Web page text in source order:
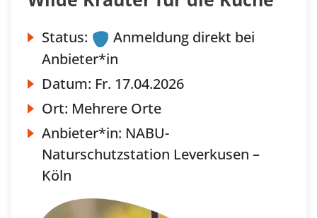
Status:
Anmeldung direkt bei
Anbieter*in
Datum: Fr. 17.04.2026
Ort: Mehrere Orte
Anbieter*in: NABU-
Naturschutzstation Leverkusen –
Köln